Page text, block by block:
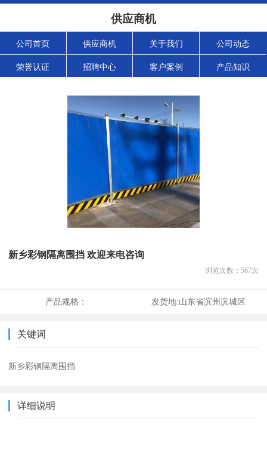
供应商机
公司首页 供应商机 关于我们 公司动态
荣誉认证 招聘中心 客户案例 产品知识
新乡彩钢隔离围挡 欢迎来电咨询
浏览次数： 567次
产品规格： 发货地:山东省滨州滨城区
关键词
新乡彩钢隔离围挡
详细说明